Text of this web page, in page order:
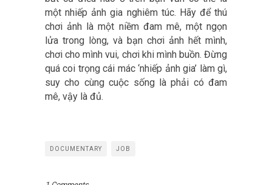
một nhiếp ảnh gia nghiêm túc. Hãy để thú
chơi ảnh là một niềm đam mê, một ngọn
lửa trong lòng, và bạn chơi ảnh hết mình,
chơi cho mình vui, chơi khi mình buồn. Đừng
quá coi trọng cái mác ‘nhiếp ảnh gia’ làm gì,
suy cho cùng cuộc sống là phải có đam
mê, vậy là đủ.
DOCUMENTARY JOB